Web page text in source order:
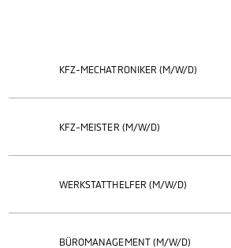
KFZ-MECHATRONIKER (M/W/D)
KFZ-MEISTER (M/W/D)
WERKSTATTHELFER (M/W/D)
BÜROMANAGEMENT (M/W/D)